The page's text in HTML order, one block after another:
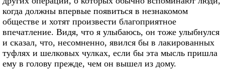
когда должны впервые появиться в незнакомом
обществе и хотят произвести благоприятное
впечатление. Видя, что я улыбаюсь, он тоже улыбнулся
и сказал, что, несомненно, явился бы в лакированных
туфлях и шелковых чулках, если бы эта мысль пришла
ему в голову прежде, чем он вышел из дому.